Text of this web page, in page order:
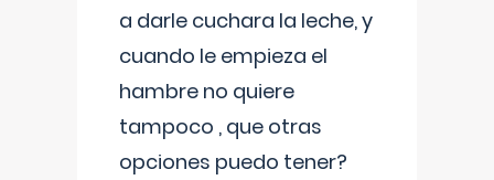
a darle cuchara la leche, y
cuando le empieza el
hambre no quiere
tampoco , que otras
opciones puedo tener?